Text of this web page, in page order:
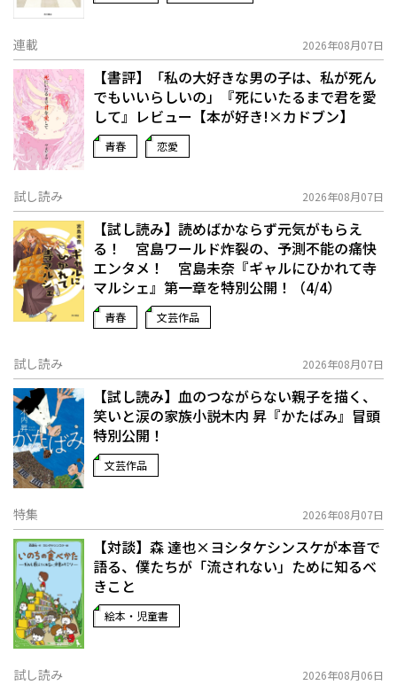
連載 2026年08月07日
【書評】「私の大好きな男の子は、私が死ん
でもいいらしいの」――『死にいたるまで君を愛
して』レビュー【本が好き!×カドブン】
青春 恋愛
試し読み 2026年08月07日
【試し読み】読めばかならず元気がもらえ
る！ 宮島ワールド炸裂の、予測不能の痛快
エンタメ！ 宮島未奈『ギャルにひかれて寺
マルシェ』第一章を特別公開！（4/4）
青春 文芸作品
試し読み 2026年08月07日
【試し読み】血のつながらない親子を描く、
笑いと涙の家族小説――木内 昇『かたばみ』冒頭
特別公開！
文芸作品
特集 2026年08月07日
【対談】森 達也×ヨシタケシンスケが本音で
語る、僕たちが「流されない」ために知るべ
きこと
絵本・児童書
試し読み 2026年08月06日